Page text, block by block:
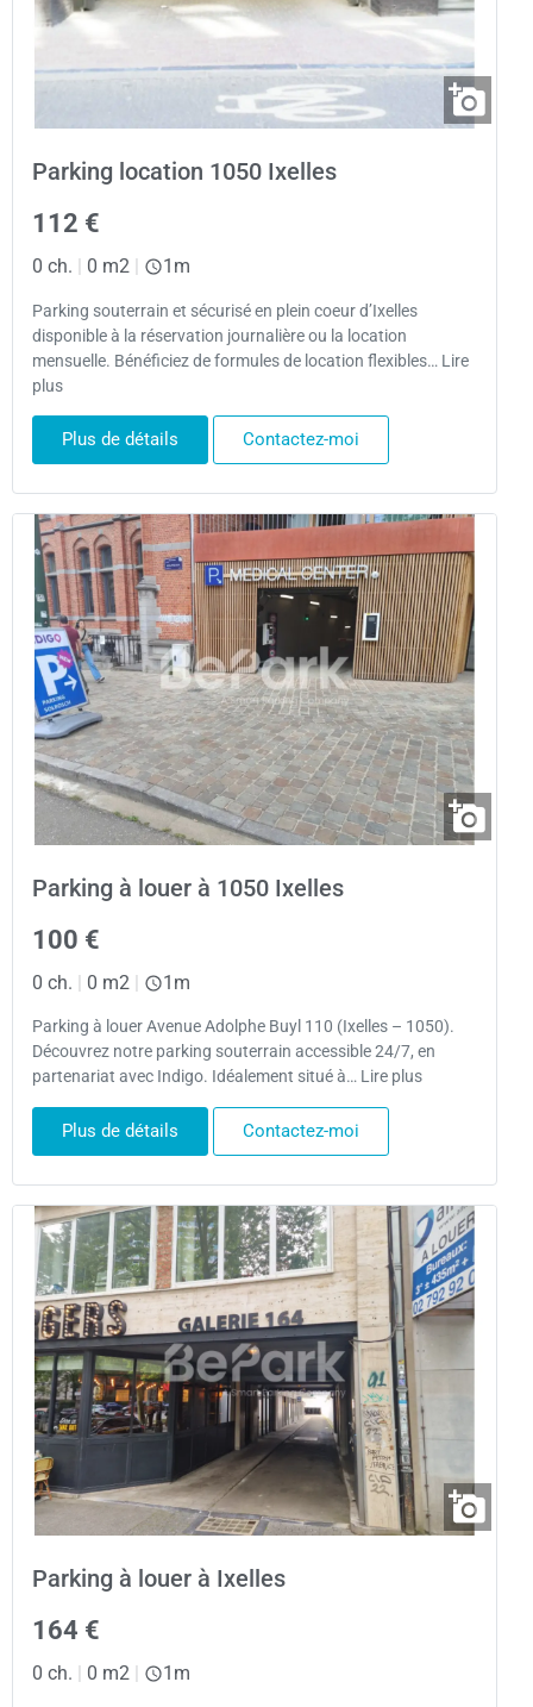
Parking location 1050 Ixelles
112 €
0 ch. 0 m2 1m
Parking souterrain et sécurisé en plein coeur d’Ixelles
disponible à la réservation journalière ou la location
mensuelle. Bénéficiez de formules de location flexibles… Lire
plus
Plus de détails Contactez-moi
Parking à louer à 1050 Ixelles
100 €
0 ch. | 0 m2 | 1m
Parking à louer Avenue Adolphe Buyl 110 (Ixelles – 1050).
Découvrez notre parking souterrain accessible 24/7, en
partenariat avec Indigo. Idéalement situé à… Lire plus
Plus de détails Contactez-moi
Parking à louer à Ixelles
164 €
0 ch. 0 m2 1m